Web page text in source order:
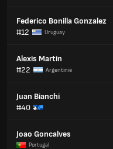
Federico Bonilla Gonzalez
#12
Uruguay
Alexis Martin
#22
Argentinië
Juan Bianchi
#40
Joao Goncalves
Portugal